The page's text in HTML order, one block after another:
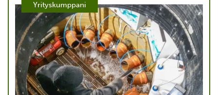
Yrityskumppani